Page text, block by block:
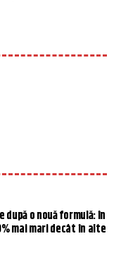
după o nouă formulă: în
mai mari decât în alte